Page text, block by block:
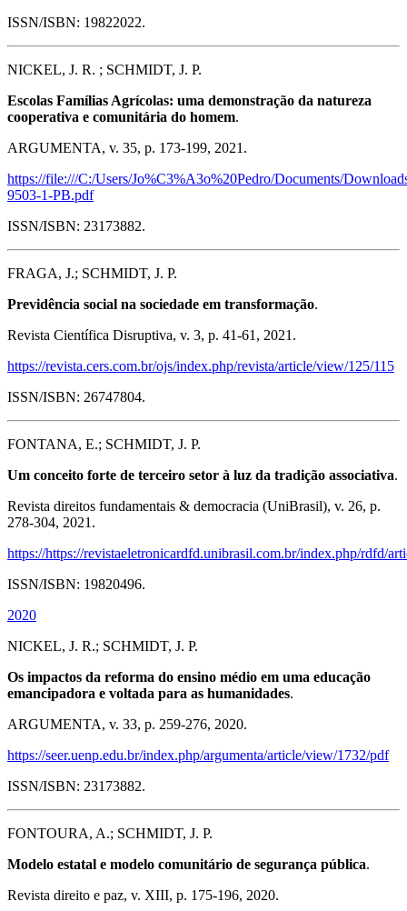
ISSN/ISBN: 19822022.
NICKEL, J. R. ; SCHMIDT, J. P.
Escolas Famílias Agrícolas: uma demonstração da natureza
cooperativa e comunitária do homem.
ARGUMENTA, v. 35, p. 173-199, 2021.
https://file:///C:/Users/Jo%C3%A3o%20Pedro/Documents/
9503-1-PB.pdf
ISSN/ISBN: 23173882.
FRAGA, J.; SCHMIDT, J. P.
Previdência social na sociedade em transformação.
Revista Científica Disruptiva, v. 3, p. 41-61, 2021.
https://revista.cers.com.br/ojs/index.php/revista/article/view/125/115
ISSN/ISBN: 26747804.
FONTANA, E.; SCHMIDT, J. P.
Um conceito forte de terceiro setor à luz da tradição associativa.
Revista direitos fundamentais & democracia (UniBrasil), v. 26, p.
278-304, 2021.
https://https://revistaeletronicardfd.unibrasil.com.br/index.php/rdfd/
ISSN/ISBN: 19820496.
2020
NICKEL, J. R.; SCHMIDT, J. P.
Os impactos da reforma do ensino médio em uma educação
emancipadora e voltada para as humanidades.
ARGUMENTA, v. 33, p. 259-276, 2020.
https://seer.uenp.edu.br/index.php/argumenta/article/view/1732/pdf
ISSN/ISBN: 23173882.
FONTOURA, A.; SCHMIDT, J. P.
Modelo estatal e modelo comunitário de segurança pública.
Revista direito e paz, v. XIII, p. 175-196, 2020.